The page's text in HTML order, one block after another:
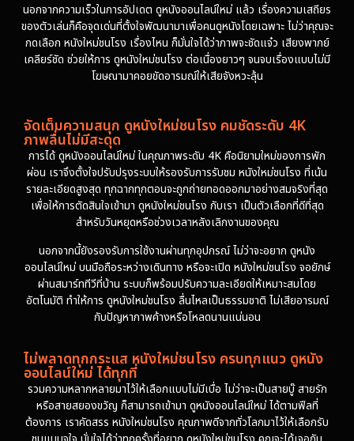
นอกจากความเร็วในการอัปเดต ดูหนังออนไลน์ใหม่ แล้ว เรื่องความเสถียร
ของตัวเล่นก็คือจุดเด่นที่ตั้งใจพัฒนามาเพื่อคนดูหนังโดยเฉพาะ ไม่ว่าคุณจะ
กดเลือก หนังใหม่ชนโรง เรื่องไหน ก็มั่นใจได้ว่าภาพจะชัดแจ๋ว เสียงพากย์
เคลียร์ชัด ช่วยให้การ ดูหนังใหม่ชนโรง ต่อเนื่องยาวๆ จนจบเรื่องแบบไม่มี
โฆษณามาคอยขัดอารมณ์ให้เสียจังหวะลุ้น
จัดเต็มความสนุก ดูหนังใหม่ชนโรง คมชัดระดับ 4K
ภาพลื่นไม่มีสะดุด
การได้ ดูหนังออนไลน์ใหม่ ในคุณภาพระดับ 4K คือนิยามใหม่ของการพัก
ผ่อน เราจึงตั้งใจปรับปรุงระบบให้รองรับการรับชม หนังใหม่ชนโรง ที่เน้น
รายละเอียดสูงสุด ทุกฉากทุกตอนจะถูกถ่ายทอดออกมาอย่างสมจริงที่สุด
เพื่อให้การตัดสินใจเข้ามา ดูหนังใหม่ชนโรง กับเรา เป็นตัวเลือกที่ดีที่สุด
สำหรับวันหยุดหรือช่วงเวลาหลังเลิกงานของคุณ
นอกจากนี้ยังรองรับการใช้งานผ่านทุกอุปกรณ์ ไม่ว่าจะอยาก ดูหนัง
ออนไลน์ใหม่ บนมือถือระหว่างเดินทาง หรือจะเปิด หนังใหม่ชนโรง จอยักษ์
ผ่านสมาร์ททีวีที่บ้าน ระบบก็พร้อมปรับความละเอียดให้เหมาะสมโดย
อัตโนมัติ ทำให้การ ดูหนังใหม่ชนโรง ลื่นไหลเป็นธรรมชาติ ไม่เสียอารมณ์
กับปัญหาภาพค้างหรือโหลดนานแน่นอน
ไม่พลาดทุกกระแส หนังใหม่ชนโรง ครบทุกแนว ดูหนัง
ออนไลน์ใหม่ ได้ทุกที่
รวมความหลากหลายมาไว้ให้เลือกแบบไม่มีเบื่อ ไม่ว่าจะเป็นสายบู๊ สายรัก
หรือสายสยองขวัญ ก็สามารถเข้ามา ดูหนังออนไลน์ใหม่ ได้ตามฟีลที่
ต้องการ เราคัดสรร หนังใหม่ชนโรง คุณภาพดีจากทั่วโลกมาไว้ให้เลือกรับ